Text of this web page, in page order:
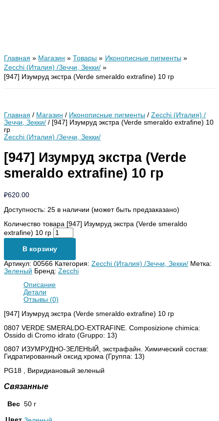
Главная Магазин Товары
Иконописные пигменты
Zecchi (Италия) /Зеччи, Зекки/
[947] Изумруд экстра (Verde smeraldo extrafine) 10 гр
Главная / Магазин / Иконописные пигменты / Zecchi (Италия) /
Зеччи, Зекки/ / [947] Изумруд экстра (Verde smeraldo extrafine) 10
гр
Zecchi (Италия) /Зеччи, Зекки/
[947] Изумруд экстра (Verde
smeraldo extrafine) 10 гр
₽620.00
Доступность: 25 в наличии (может быть предзаказано)
Количество товара [947] Изумруд экстра (Verde smeraldo
extrafine) 10 гр
В корзину
Артикул: 00566 Категория: Zecchi (Италия) /Зеччи, Зекки/ Метка:
Зеленый Бренд: Zecchi
Описание
Детали
Отзывы (0)
[947] Изумруд экстра (Verde smeraldo extrafine) 10 гр
0807 VERDE SMERALDO-EXTRAFINE. Composizione chimica:
Ossido di Cromo idrato (Gruppo: 13)
0807 ИЗУМРУДНО-ЗЕЛЕНЫЙ, экстрафайн. Химический состав:
Гидратированный оксид хрома (Группа: 13)
PG18 , Виридиановый зеленый
Связанные
Вес 50 г